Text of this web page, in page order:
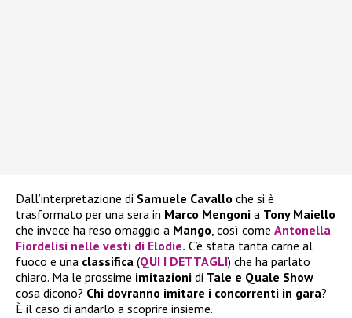
Dall’interpretazione di Samuele Cavallo che si è
trasformato per una sera in Marco Mengoni a Tony Maiello
che invece ha reso omaggio a Mango, così come Antonella
Fiordelisi nelle vesti di Elodie. C’è stata tanta carne al
fuoco e una classifica (QUI I DETTAGLI) che ha parlato
chiaro. Ma le prossime imitazioni di Tale e Quale Show
cosa dicono? Chi dovranno imitare i concorrenti in gara?
È il caso di andarlo a scoprire insieme.